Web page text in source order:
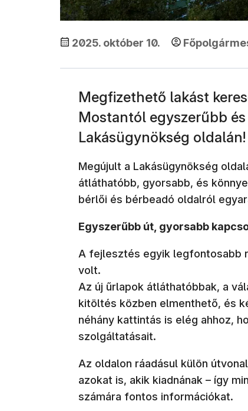
2025. október 10.
Megfizethető lakást
Mostantól egyszerűbb
Lakásügynökség oldalán!
Megújult a Lakásügynökség
átláthatóbb, gyorsabb, és
bérlői és bérbeadó oldalról
Egyszerűbb út, gyorsabb
A fejlesztés egyik legfontosabb
volt.
Az új űrlapok átláthatóbbak, a
kitöltés közben elmenthető, és
néhány kattintás is elég ahhoz,
szolgáltatásait.
Az oldalon ráadásul külön
azokat is, akik kiadnának – így
számára fontos információkat.